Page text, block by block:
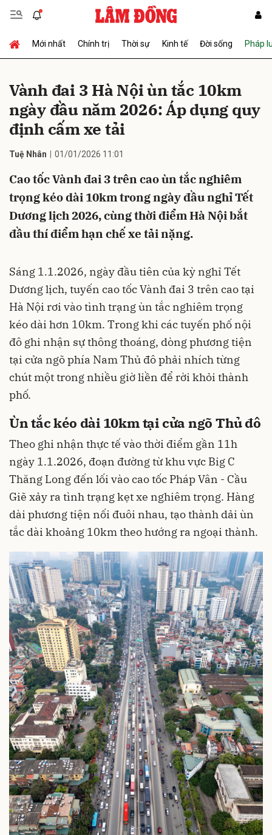
Mới nhất Chính trị Thời sự Kinh tế Đời sống Pháp
Vành đai 3 Hà Nội ùn tắc 10km
ngày đầu năm 2026: Áp dụng quy
định cấm xe tải
Tuệ Nhân 01/01/2026 11:01
Cao tốc Vành đai 3 trên cao ùn tắc nghiêm
trọng kéo dài 10km trong ngày đầu nghỉ Tết
Dương lịch 2026, cùng thời điểm Hà Nội bắt
đầu thí điểm hạn chế xe tải nặng.
Sáng 1.1.2026, ngày đầu tiên của kỳ nghỉ Tết
Dương lịch, tuyến cao tốc Vành đai 3 trên cao tại
Hà Nội rơi vào tình trạng ùn tắc nghiêm trọng
kéo dài hơn 10km. Trong khi các tuyến phố nội
đô ghi nhận sự thông thoáng, dòng phương tiện
tại cửa ngõ phía Nam Thủ đô phải nhích từng
chút một trong nhiều giờ liền để rời khỏi thành
phố.
Ùn tắc kéo dài 10km tại cửa ngõ Thủ đô
Theo ghi nhận thực tế vào thời điểm gần 11h
ngày 1.1.2026, đoạn đường từ khu vực Big C
Thăng Long đến lối vào cao tốc Pháp Vân - Cầu
Giẽ xảy ra tình trạng kẹt xe nghiêm trọng. Hàng
dài phương tiện nối đuôi nhau, tạo thành dải ùn
tắc dài khoảng 10km theo hướng ra ngoại thành.
Gửi bình luận
Hủy Gửi